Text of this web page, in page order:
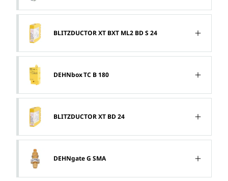
BLITZDUCTOR XT BXT ML2 BD S 24
DEHNbox TC B 180​
BLITZDUCTOR XT BD 24
DEHNgate G SMA